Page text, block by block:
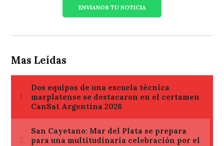
ENVIANOS TU NOTICIA
Mas Leídas